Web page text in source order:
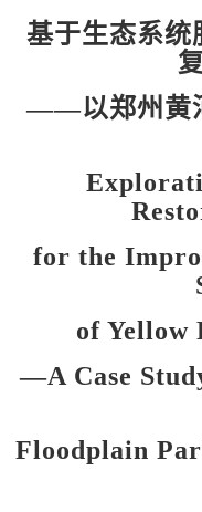
基于生态系统
——以郑州黄
for the
of Yellow
—A Case
Floodplain